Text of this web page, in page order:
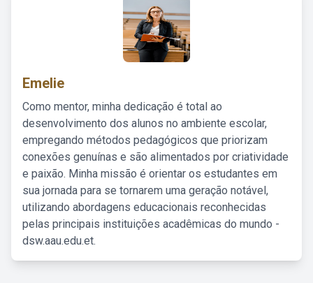
Emelie
Como mentor, minha dedicação é total ao
desenvolvimento dos alunos no ambiente escolar,
empregando métodos pedagógicos que priorizam
conexões genuínas e são alimentados por criatividade
e paixão. Minha missão é orientar os estudantes em
sua jornada para se tornarem uma geração notável,
utilizando abordagens educacionais reconhecidas
pelas principais instituições acadêmicas do mundo -
dsw.aau.edu.et.